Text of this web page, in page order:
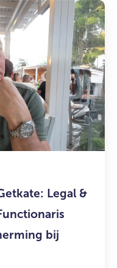
Legal &
bij